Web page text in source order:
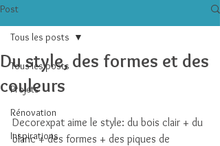
Post
Tous les posts
Projets
Rénovation
Inspirations
Tous les posts
Du style, des formes et des
couleurs
Decorexpat aime le style: du bois clair + du
blanc + des formes + des piques de